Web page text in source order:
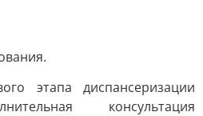
этапа диспансеризации
консультация